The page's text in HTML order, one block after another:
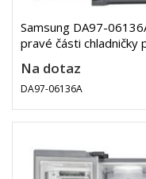
Samsung DA97-
pravé části chladničky
Na dotaz
DA97-06136A